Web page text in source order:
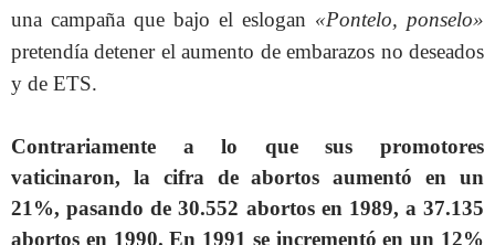
una campaña que bajo el eslogan «Pontelo, ponselo»
pretendía detener el aumento de embarazos no deseados
y de ETS.
Contrariamente a lo que sus promotores
vaticinaron, la cifra de abortos aumentó en un
21%, pasando de 30.552 abortos en 1989, a 37.135
abortos en 1990. En 1991 se incrementó en un 12%